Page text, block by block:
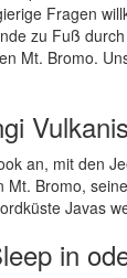
Fragen
zu Fuß
Mt. Bromo.
an, mit den
Bromo,
Javas
in